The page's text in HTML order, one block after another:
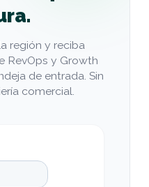
región y reciba
RevOps y Growth
de entrada. Sin
comercial.